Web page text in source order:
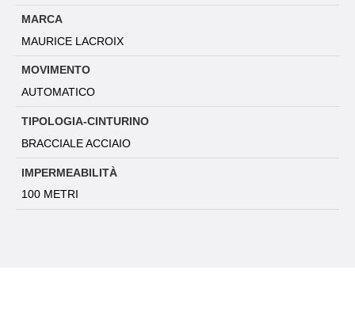
MARCA
MAURICE LACROIX
MOVIMENTO
AUTOMATICO
TIPOLOGIA-CINTURINO
BRACCIALE ACCIAIO
IMPERMEABILITÀ
100 METRI